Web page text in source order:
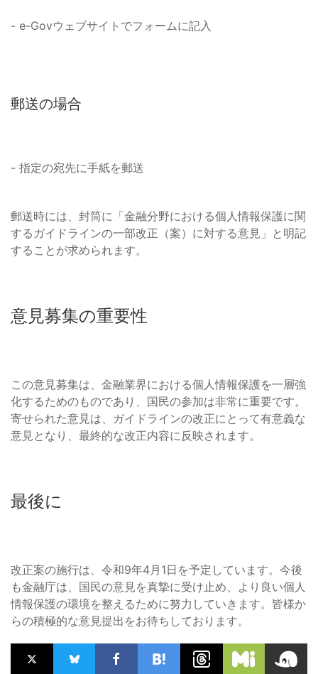
- e-Govウェブサイトでフォームに記入
郵送の場合
- 指定の宛先に手紙を郵送
郵送時には、封筒に「金融分野における個人情報保護に関
するガイドラインの一部改正（案）に対する意見」と明記
することが求められます。
意見募集の重要性
この意見募集は、金融業界における個人情報保護を一層強
化するためのものであり、国民の参加は非常に重要です。
寄せられた意見は、ガイドラインの改正にとって有意義な
意見となり、最終的な改正内容に反映されます。
最後に
改正案の施行は、令和9年4月1日を予定しています。今後
も金融庁は、国民の意見を真摯に受け止め、より良い個人
情報保護の環境を整えるために努力していきます。皆様か
らの積極的な意見提出をお待ちしております。